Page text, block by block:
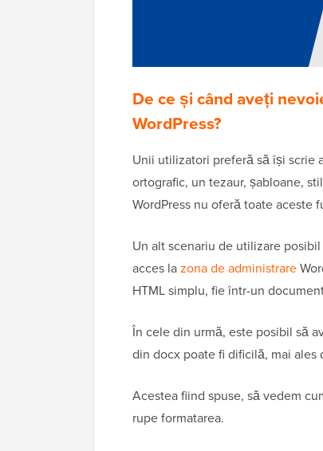
De ce și când aveți
WordPress?
Unii utilizatori preferă să își scrie
ortografic, un tezaur, șabloane,
WordPress nu oferă toate aceste
Un alt scenariu de utilizare
acces lazona de administrare
HTML simplu, fie într-un
În cele din urmă, este posibil să
din docx poate fi dificilă, mai
Acestea fiind spuse, să vedem
rupe formatarea.